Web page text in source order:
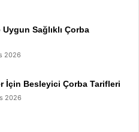
Sağlıklı Çorba
2026
İçin Besleyici Çorba Tarifleri
2026